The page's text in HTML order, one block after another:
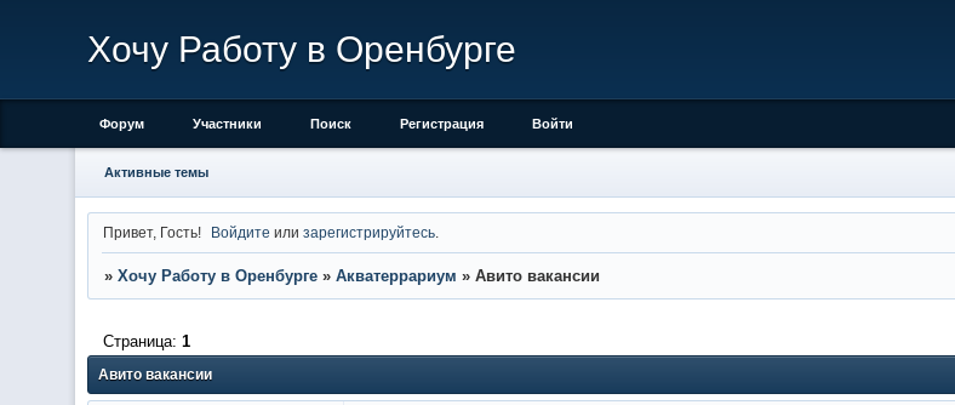
Хочу Работу в Оренбурге
Форум Участники Поиск Регистрация Войти
Активные темы
Привет, Гость! Войдите илизарегистрируйтесь
» Хочу Работу в Оренбурге » Акватеррариум » Авито вакансии
Авито вакансии
Страница: 1